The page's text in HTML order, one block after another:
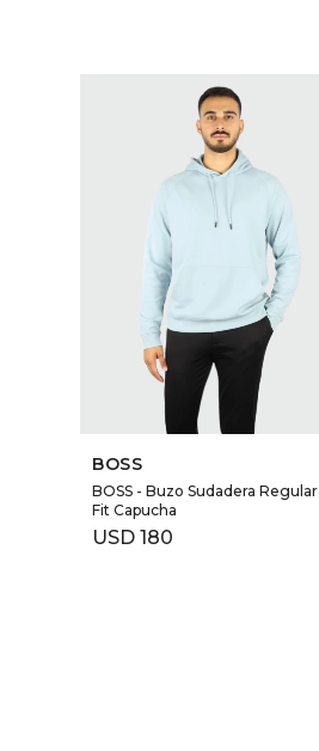
BOSS
BOSS - Buzo Sudadera Regular
Fit Capucha
USD 180